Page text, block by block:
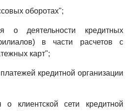
оборотах";
о деятельности кредитных
в части расчетов с
карт";
кредитной организации
о клиентской сети кредитной